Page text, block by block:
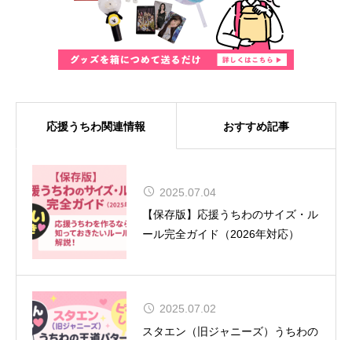
応援うちわ関連情報 おすすめ記事
2025.07.04
【保存版】応援うちわのサイズ・ル
ール完全ガイド（2026年対応）
2025.07.02
スタエン（旧ジャニーズ）うちわの
MUSE、8年ぶりの来日が決定！大
阪では『SONIC EXPO 2025』のヘ
ッドライナーとして特別公演を実施
舞台『呪術廻戦』-懐玉・玉折- 全キ